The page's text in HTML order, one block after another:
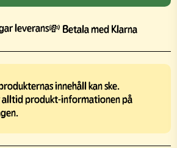
leverans💸 Betala med Klarna
innehåll kan ske.
produkt-informationen på